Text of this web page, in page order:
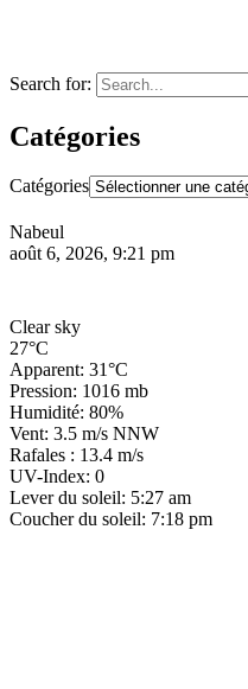
Search for:
Catégories
Catégories
Nabeul
août 6, 2026, 9:21 pm
Clear sky
27°C
Apparent: 31°C
Pression: 1016 mb
Humidité: 80%
Vent: 3.5 m/s NNW
Rafales : 13.4 m/s
UV-Index: 0
Lever du soleil: 5:27 am
Coucher du soleil: 7:18 pm